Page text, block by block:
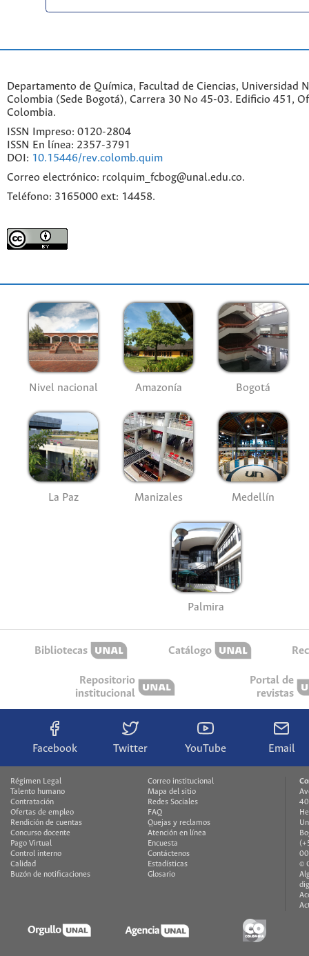
Departamento de Química, Facultad de Ciencias, Universidad
Colombia (Sede Bogotá), Carrera 30 No 45-03. Edificio 451,
Colombia.
ISSN Impreso: 0120-2804
ISSN En línea: 2357-3791
DOI: 10.15446/rev.colomb.quim
Correo electrónico: rcolquim_fcbog@unal.edu.co.
Teléfono: 3165000 ext: 14458.
Nivel nacional Amazonía Bogotá
La Paz Manizales Medellín
Palmira
Bibliotecas Catálogo
Repositorio
institucional
Portal de
revistas
Facebook Twitter YouTube Email
Régimen Legal
Talento humano
Contratación
Ofertas de empleo
Rendición de cuentas
Concurso docente
Pago Virtual
Control interno
Calidad
Buzón de notificaciones
Correo institucional
Mapa del sitio
Redes Sociales
FAQ
Quejas y reclamos
Atención en línea
Encuesta
Contáctenos
Estadísticas
Glosario
©